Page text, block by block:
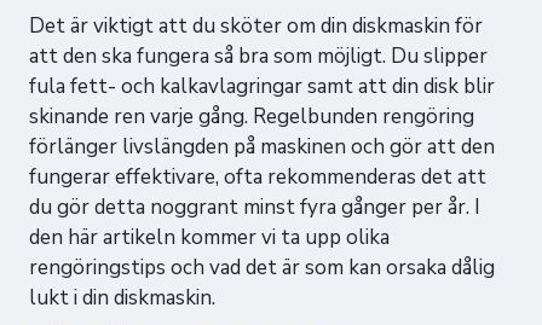
Det är viktigt att du sköter om din diskmaskin för
att den ska fungera så bra som möjligt. Du slipper
fula fett- och kalkavlagringar samt att din disk blir
skinande ren varje gång. Regelbunden rengöring
förlänger livslängden på maskinen och gör att den
fungerar effektivare, ofta rekommenderas det att
du gör detta noggrant minst fyra gånger per år. I
den här artikeln kommer vi ta upp olika
rengöringstips och vad det är som kan orsaka dålig
lukt i din diskmaskin.